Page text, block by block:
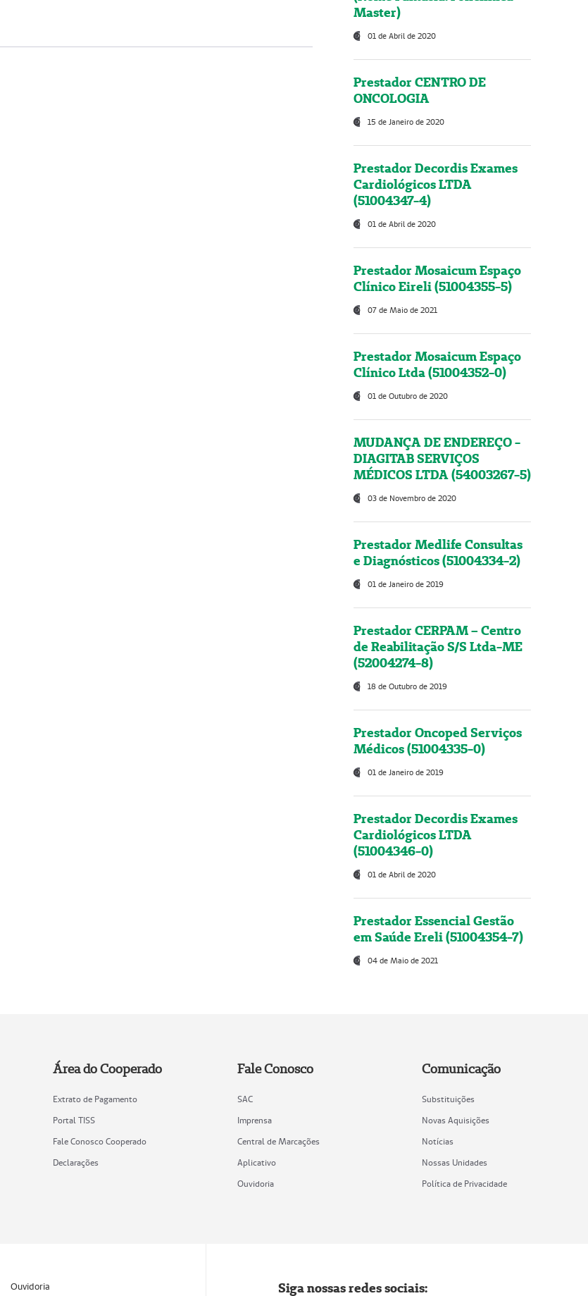
Master)
01 de Abril de 2020
Prestador CENTRO DE
ONCOLOGIA
15 de Janeiro de 2020
Prestador Decordis Exames
Cardiológicos LTDA
(51004347-4)
01 de Abril de 2020
Prestador Mosaicum Espaço
Clínico Eireli (51004355-5)
07 de Maio de 2021
Prestador Mosaicum Espaço
Clínico Ltda (51004352-0)
01 de Outubro de 2020
MUDANÇA DE ENDEREÇO -
DIAGITAB SERVIÇOS
MÉDICOS LTDA (54003267-5)
03 de Novembro de 2020
Prestador Medlife Consultas
e Diagnósticos (51004334-2)
01 de Janeiro de 2019
Prestador CERPAM – Centro
de Reabilitação S/S Ltda-ME
(52004274-8)
18 de Outubro de 2019
Prestador Oncoped Serviços
Médicos (51004335-0)
01 de Janeiro de 2019
Prestador Decordis Exames
Cardiológicos LTDA
(51004346-0)
01 de Abril de 2020
Prestador Essencial Gestão
em Saúde Ereli (51004354-7)
04 de Maio de 2021
Área do Cooperado
Extrato de Pagamento
Portal TISS
Fale Conosco Cooperado
Declarações
Fale Conosco
SAC
Imprensa
Central de Marcações
Aplicativo
Ouvidoria
Comunicação
Substituições
Novas Aquisições
Notícias
Nossas Unidades
Política de Privacidade
Ouvidoria Siga nossas redes sociais: